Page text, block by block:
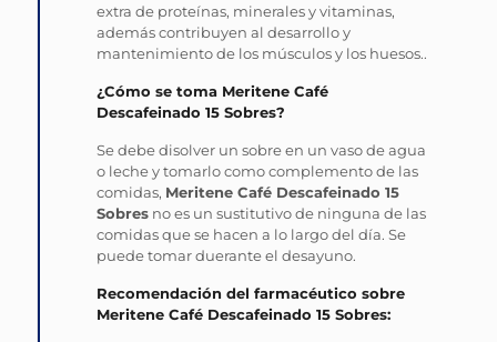
extra de proteínas, minerales y vitaminas,
además contribuyen al desarrollo y
mantenimiento de los músculos y los huesos..
¿Cómo se toma Meritene Café
Descafeinado 15 Sobres?
Se debe disolver un sobre en un vaso de agua
o leche y tomarlo como complemento de las
comidas, Meritene Café Descafeinado 15
Sobres no es un sustitutivo de ninguna de las
comidas que se hacen a lo largo del día. Se
puede tomar duerante el desayuno.
Recomendación del farmacéutico sobre
Meritene Café Descafeinado 15 Sobres: